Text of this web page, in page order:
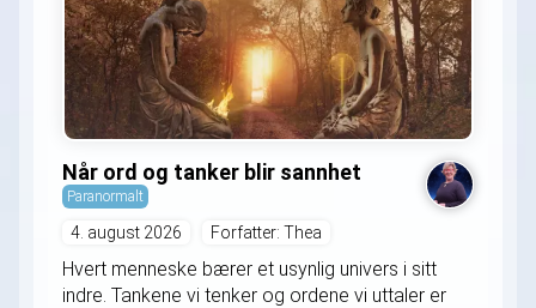
Når ord og tanker blir sannhet
Paranormalt
4. august 2026 Forfatter: Thea
Hvert menneske bærer et usynlig univers i sitt
indre. Tankene vi tenker og ordene vi uttaler er